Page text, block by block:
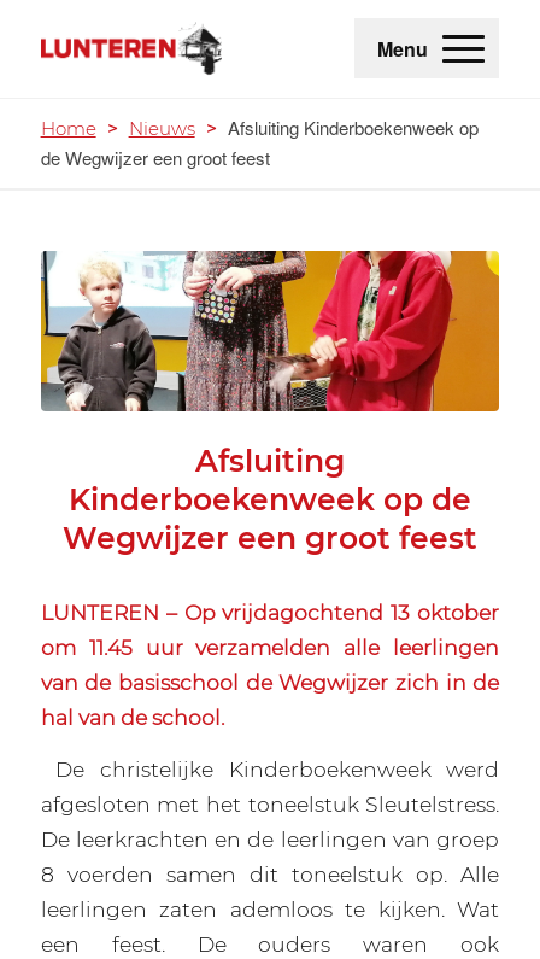
Menu
Home > Nieuws > Afsluiting Kinderboekenweek op
de Wegwijzer een groot feest
Afsluiting
Kinderboekenweek op de
Wegwijzer een groot feest
LUNTEREN – Op vrijdagochtend 13 oktober
om 11.45 uur verzamelden alle leerlingen
van de basisschool de Wegwijzer zich in de
hal van de school.
De christelijke Kinderboekenweek werd
afgesloten met het toneelstuk Sleutelstress.
De leerkrachten en de leerlingen van groep
8 voerden samen dit toneelstuk op. Alle
leerlingen zaten ademloos te kijken. Wat
een feest. De ouders waren ook